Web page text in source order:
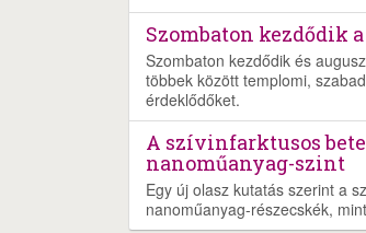
Szombaton kezdődik
Szombaton kezdődik és
többek között templomi,
érdeklődőket.
A szívinfarktusos
nanoműanyag-szint
Egy új olasz kutatás szerint a
nanoműanyag-részecskék,